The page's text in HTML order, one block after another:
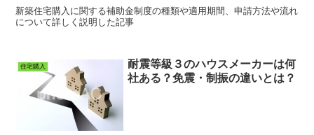
新築住宅購入に関する補助金制度の種類や適用期間、申請方法や流れ
について詳しく説明した記事
住宅購入
耐震等級３のハウスメーカーは何
社ある？免震・制振の違いとは？